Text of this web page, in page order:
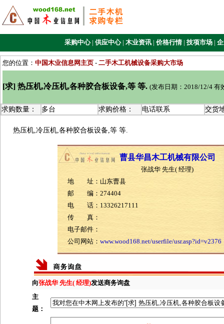
采购中心 | 供应中心 | 木业资讯 | 价格行情 | 技项市场 |
您的位置： 中国木业信息网主页- 二手木工机械设备采购大市场
[求] 热压机,冷压机,各种胶合板设备,等 等. (发布日期：2018/12/4 有
求购数量： 多台 求购价格： 电话联系 交货
热压机,冷压机,各种胶合板设备,等 等.
曹县华昌木工机械有限公司
张战华 先生( 经理)
地 址：山东曹县
邮 编：274404
电 话：13326217111
传 真：
电子邮件：
公司网站： www.wood168.net/userfile/usr.asp?id=v2376
向张战华 先生( 经理)发送商务询盘
主
题：